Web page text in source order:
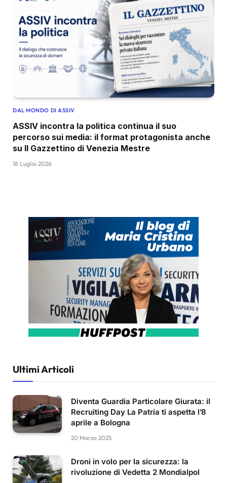
DAL MONDO DI ASSIV
ASSIV incontra la politica continua il suo
percorso sui media: il format protagonista anche
su Il Gazzettino di Venezia Mestre
18 Luglio 2026
Ultimi Articoli
Diventa Guardia Particolare Giurata: il
Recruiting Day La Patria ti aspetta l’8
aprile a Bologna
20 Marzo 2025
Droni in volo per la sicurezza: la
rivoluzione di Vedetta 2 Mondialpol